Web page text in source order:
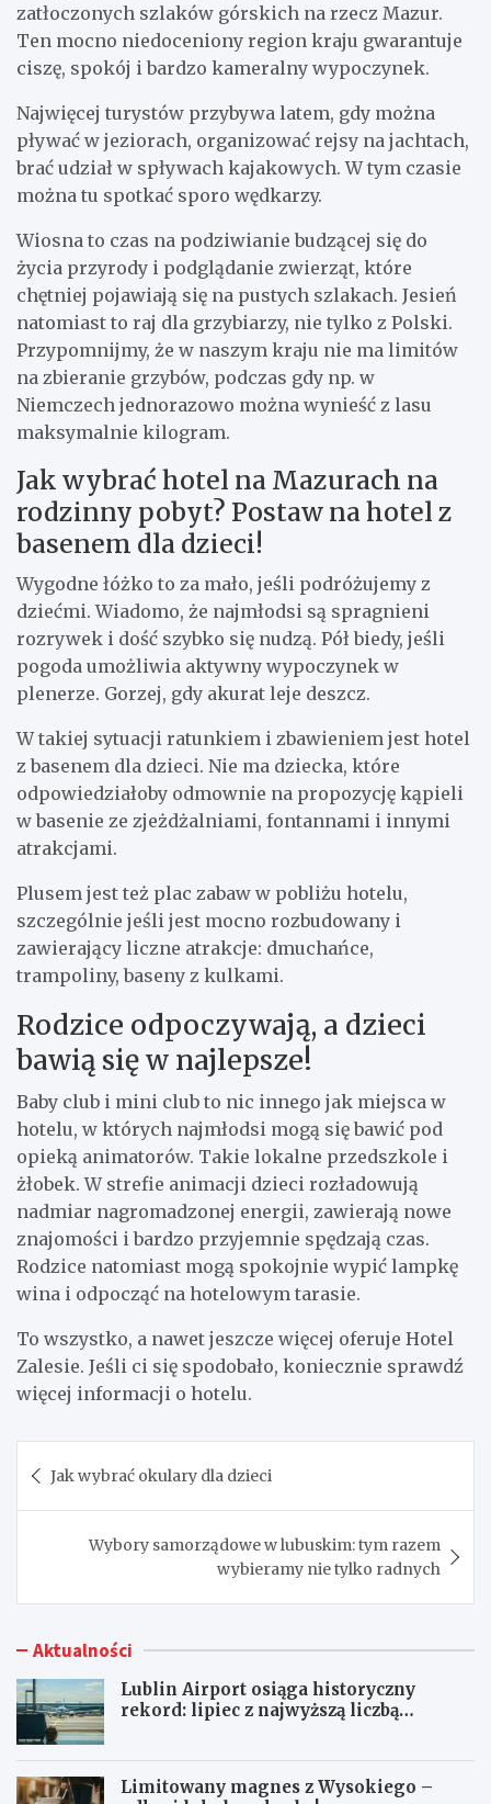
zatłoczonych szlaków górskich na rzecz Mazur.
Ten mocno niedoceniony region kraju gwarantuje
ciszę, spokój i bardzo kameralny wypoczynek.
Najwięcej turystów przybywa latem, gdy można
pływać w jeziorach, organizować rejsy na jachtach,
brać udział w spływach kajakowych. W tym czasie
można tu spotkać sporo wędkarzy.
Wiosna to czas na podziwianie budzącej się do
życia przyrody i podglądanie zwierząt, które
chętniej pojawiają się na pustych szlakach. Jesień
natomiast to raj dla grzybiarzy, nie tylko z Polski.
Przypomnijmy, że w naszym kraju nie ma limitów
na zbieranie grzybów, podczas gdy np. w
Niemczech jednorazowo można wynieść z lasu
maksymalnie kilogram.
Jak wybrać hotel na Mazurach na
rodzinny pobyt? Postaw na hotel z
basenem dla dzieci!
Wygodne łóżko to za mało, jeśli podróżujemy z
dziećmi. Wiadomo, że najmłodsi są spragnieni
rozrywek i dość szybko się nudzą. Pół biedy, jeśli
pogoda umożliwia aktywny wypoczynek w
plenerze. Gorzej, gdy akurat leje deszcz.
W takiej sytuacji ratunkiem i zbawieniem jest hotel
z basenem dla dzieci. Nie ma dziecka, które
odpowiedziałoby odmownie na propozycję kąpieli
w basenie ze zjeżdżalniami, fontannami i innymi
atrakcjami.
Plusem jest też plac zabaw w pobliżu hotelu,
szczególnie jeśli jest mocno rozbudowany i
zawierający liczne atrakcje: dmuchańce,
trampoliny, baseny z kulkami.
Rodzice odpoczywają, a dzieci
bawią się w najlepsze!
Baby club i mini club to nic innego jak miejsca w
hotelu, w których najmłodsi mogą się bawić pod
opieką animatorów. Takie lokalne przedszkole i
żłobek. W strefie animacji dzieci rozładowują
nadmiar nagromadzonej energii, zawierają nowe
znajomości i bardzo przyjemnie spędzają czas.
Rodzice natomiast mogą spokojnie wypić lampkę
wina i odpocząć na hotelowym tarasie.
To wszystko, a nawet jeszcze więcej oferuje Hotel
Zalesie. Jeśli ci się spodobało, koniecznie sprawdź
więcej informacji o hotelu.
wpisu
Jak wybrać okulary dla dzieci
Wybory samorządowe w lubuskim: tym razem
wybieramy nie tylko radnych
Aktualności
Lublin Airport osiąga historyczny
rekord: lipiec z najwyższą liczbą
Limitowany magnes z Wysokiego –